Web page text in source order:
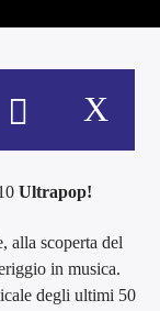
Ultrapop!
alla scoperta del
in musica.
degli ultimi 50